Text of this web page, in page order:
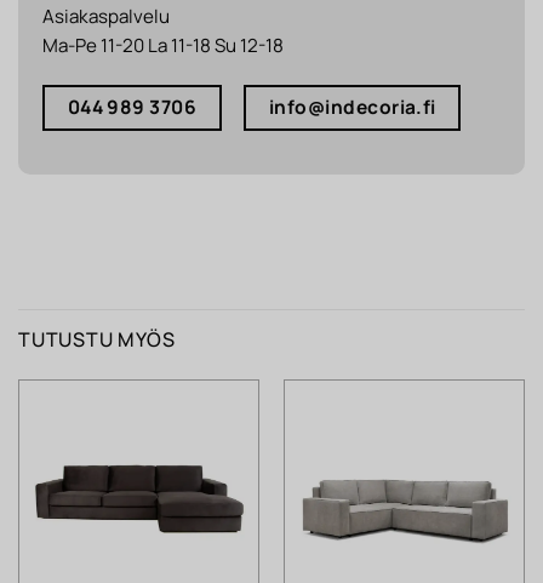
Asiakaspalvelu
Ma-Pe 11-20 La 11-18 Su 12-18
044 989 3706 info@indecoria.fi
TUTUSTU MYÖS